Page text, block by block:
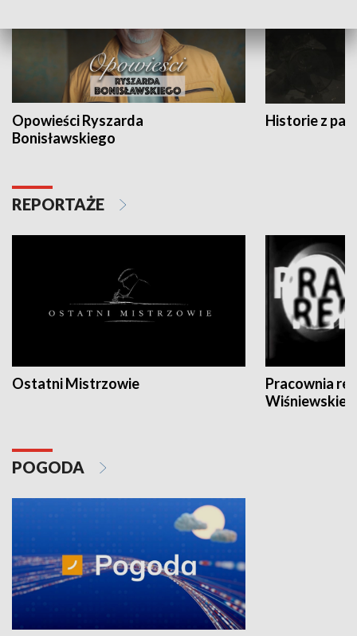
Opowieści Ryszarda
Bonisławskiego
Historie z
REPORTAŻE
Ostatni Mistrzowie
Pracownia
POGODA